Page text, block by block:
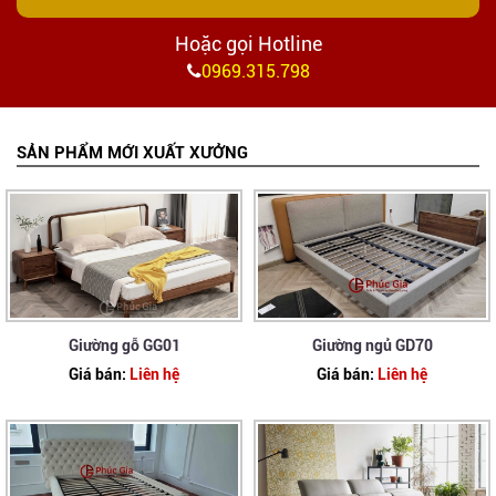
Hoặc gọi Hotline
0969.315.798
SẢN PHẨM MỚI XUẤT XƯỞNG
Giường gỗ GG01
Giá bán: Liên hệ
Giường ngủ GD70
Giá bán: Liên hệ